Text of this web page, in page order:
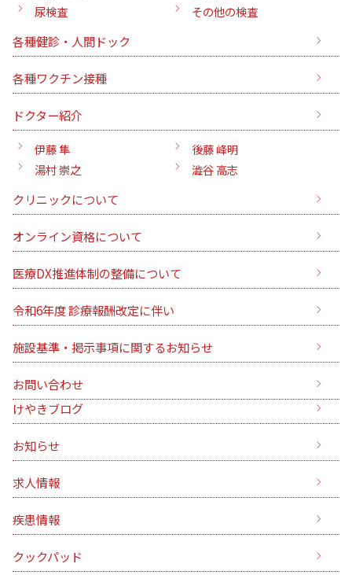
尿検査
その他の検査
各種健診・人間ドック
各種ワクチン接種
ドクター紹介
伊藤 隼
後藤 峰明
湯村 崇之
澁谷 高志
クリニックについて
オンライン資格について
医療DX推進体制の整備について
令和6年度 診療報酬改定に伴い
施設基準・掲示事項に関するお知らせ
お問い合わせ
けやきブログ
お知らせ
求人情報
疾患情報
クックパッド